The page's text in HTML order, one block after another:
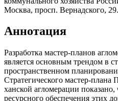
Москва, просп. Вернадского,
Аннотация
Разработка мастер-планов
является основным трендом в
пространственном
Стратегического мастер-
ханской агломерации
ресурсного обеспечения этих